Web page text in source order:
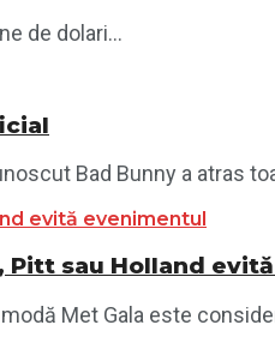
de dolari...
Bad Bunny a atras
Pitt sau Holland
Met Gala este